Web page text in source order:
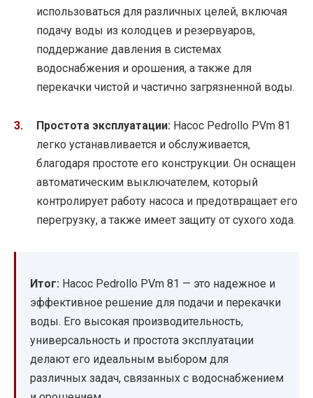
использоваться для различных целей, включая
подачу воды из колодцев и резервуаров,
поддержание давления в системах
водоснабжения и орошения, а также для
перекачки чистой и частично загрязненной воды.
Простота эксплуатации: Насос Pedrollo PVm 81
легко устанавливается и обслуживается,
благодаря простоте его конструкции. Он оснащен
автоматическим выключателем, который
контролирует работу насоса и предотвращает его
перегрузку, а также имеет защиту от сухого хода.
Итог: Насос Pedrollo PVm 81 — это надежное и
эффективное решение для подачи и перекачки
воды. Его высокая производительность,
универсальность и простота эксплуатации
делают его идеальным выбором для
различных задач, связанных с водоснабжением